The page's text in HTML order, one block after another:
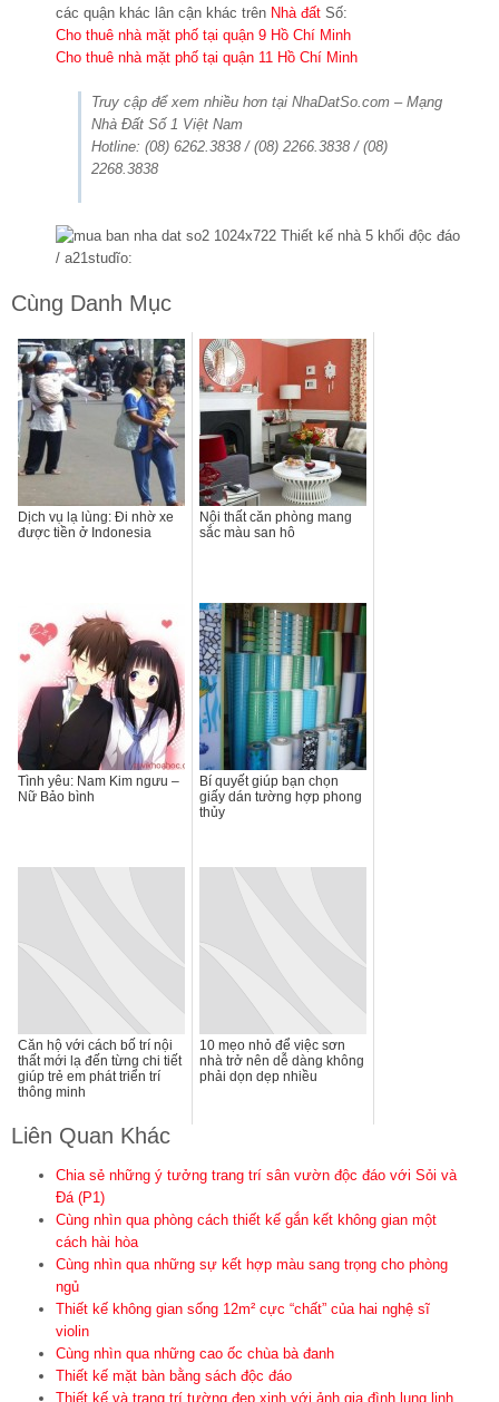
các quận khác lân cận khác trên Nhà đất Số:
Cho thuê nhà mặt phố tại quận 9 Hồ Chí Minh
Cho thuê nhà mặt phố tại quận 11 Hồ Chí Minh
Truy cập để xem nhiều hơn tại NhaDatSo.com – Mạng
Nhà Đất Số 1 Việt Nam
Hotline: (08) 6262.3838 / (08) 2266.3838 / (08)
2268.3838
Cùng Danh Mục
Dịch vụ lạ lùng: Đi nhờ xe
được tiền ở Indonesia
Nội thất căn phòng mang
sắc màu san hô
Tình yêu: Nam Kim ngưu –
Nữ Bảo bình
Bí quyết giúp bạn chọn
giấy dán tường hợp phong
thủy
Căn hộ với cách bố trí nội
thất mới lạ đến từng chi tiết
giúp trẻ em phát triển trí
thông minh
10 mẹo nhỏ để việc sơn
nhà trở nên dễ dàng không
phải dọn dẹp nhiều
Liên Quan Khác
Chia sẻ những ý tưởng trang trí sân vườn độc đáo với Sỏi và
Đá (P1)
Cùng nhìn qua phòng cách thiết kế gắn kết không gian một
cách hài hòa
Cùng nhìn qua những sự kết hợp màu sang trọng cho phòng
ngủ
Thiết kế không gian sống 12m² cực “chất” của hai nghệ sĩ
violin
Cùng nhìn qua những cao ốc chùa bà đanh
Thiết kế mặt bàn bằng sách độc đáo
Thiết kế và trang trí tường đẹp xinh với ảnh gia đình lung linh